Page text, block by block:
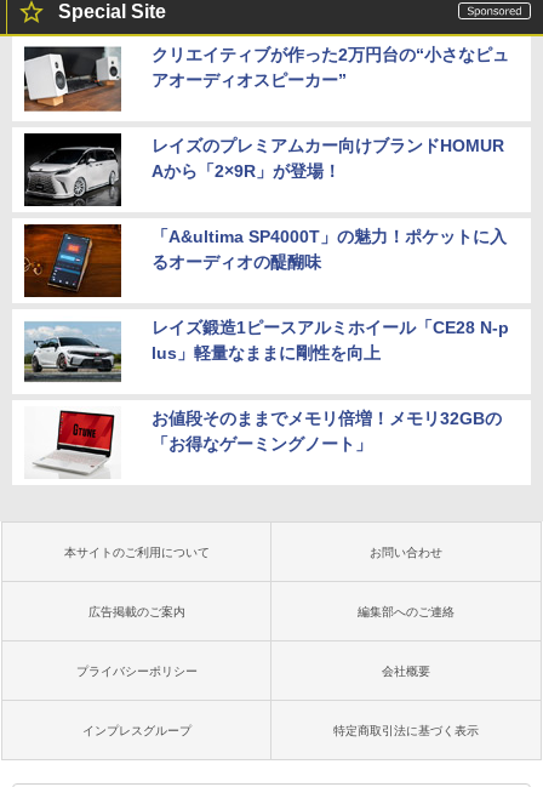
Special Site
クリエイティブが作った2万円台の“小さなピュ
アオーディオスピーカー”
レイズのプレミアムカー向けブランドHOMUR
Aから「2×9R」が登場！
「A&ultima SP4000T」の魅力！ポケットに入
るオーディオの醍醐味
レイズ鍛造1ピースアルミホイール「CE28 N-p
lus」軽量なままに剛性を向上
お値段そのままでメモリ倍増！メモリ32GBの
「お得なゲーミングノート」
本サイトのご利用について お問い合わせ
広告掲載のご案内 編集部へのご連絡
プライバシーポリシー 会社概要
インプレスグループ 特定商取引法に基づく表示